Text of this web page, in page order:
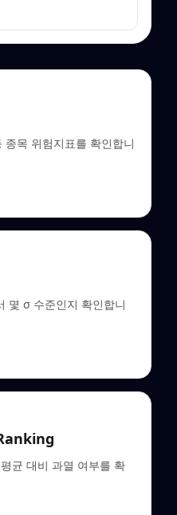
종목 위험지표를 확인합니
몇 σ 수준인지 확인합니
균 대비 과열 여부를 확